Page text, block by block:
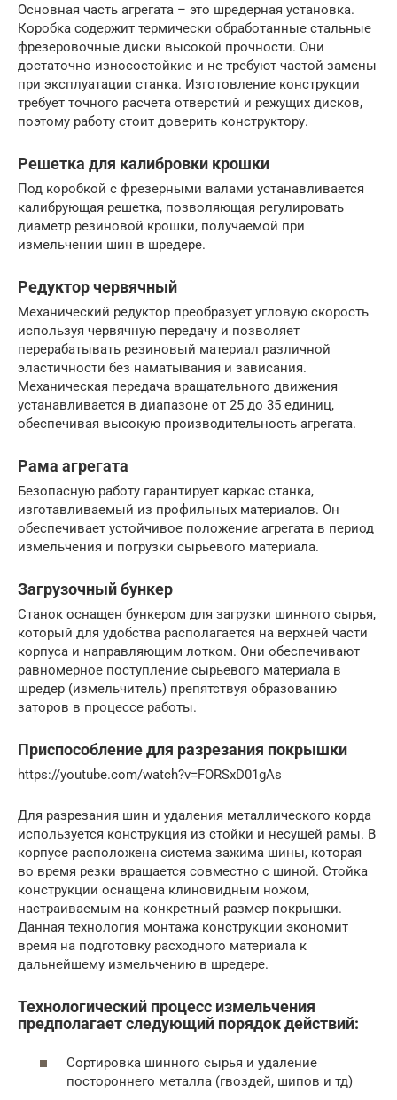
Основная часть агрегата – это шредерная установка.
Коробка содержит термически обработанные стальные
фрезеровочные диски высокой прочности. Они
достаточно износостойкие и не требуют частой замены
при эксплуатации станка. Изготовление конструкции
требует точного расчета отверстий и режущих дисков,
поэтому работу стоит доверить конструктору.
Решетка для калибровки крошки
Под коробкой с фрезерными валами устанавливается
калибрующая решетка, позволяющая регулировать
диаметр резиновой крошки, получаемой при
измельчении шин в шредере.
Редуктор червячный
Механический редуктор преобразует угловую скорость
используя червячную передачу и позволяет
перерабатывать резиновый материал различной
эластичности без наматывания и зависания.
Механическая передача вращательного движения
устанавливается в диапазоне от 25 до 35 единиц,
обеспечивая высокую производительность агрегата.
Рама агрегата
Безопасную работу гарантирует каркас станка,
изготавливаемый из профильных материалов. Он
обеспечивает устойчивое положение агрегата в период
измельчения и погрузки сырьевого материала.
Загрузочный бункер
Станок оснащен бункером для загрузки шинного сырья,
который для удобства располагается на верхней части
корпуса и направляющим лотком. Они обеспечивают
равномерное поступление сырьевого материала в
шредер (измельчитель) препятствуя образованию
заторов в процессе работы.
Приспособление для разрезания покрышки
https://youtube.com/watch?v=FORSxD01gAs
Для разрезания шин и удаления металлического корда
используется конструкция из стойки и несущей рамы. В
корпусе расположена система зажима шины, которая
во время резки вращается совместно с шиной. Стойка
конструкции оснащена клиновидным ножом,
настраиваемым на конкретный размер покрышки.
Данная технология монтажа конструкции экономит
время на подготовку расходного материала к
дальнейшему измельчению в шредере.
Технологический процесс измельчения
предполагает следующий порядок действий:
Сортировка шинного сырья и удаление
постороннего металла (гвоздей, шипов и тд)